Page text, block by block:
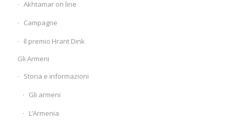
Akhtamar on line
Campagne
Il premio Hrant Dink
Gli Armeni
Storia e informazioni
Gli armeni
L’Armenia